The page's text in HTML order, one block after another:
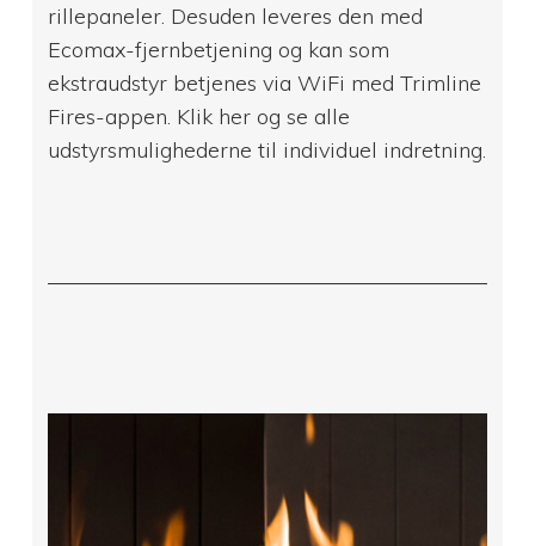
rillepaneler. Desuden leveres den med
Ecomax-fjernbetjening og kan som
ekstraudstyr betjenes via WiFi med Trimline
Fires-appen. Klik her og se alle
udstyrsmulighederne til individuel indretning.